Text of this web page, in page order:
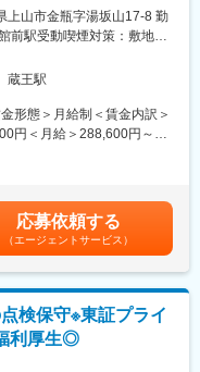
生する場合がありますが、
日を取得いただきます。
が、チームで調整し偏り
性がございます。（その
まり、製品ごとの知識研
メンテナンス業務をお任
事業所
などが過ぎた後に他のメ
薬です。効き目、品質、
で提供できます。今、日
上山市金瓶字湯坂山17-8 勤
前駅受動喫煙対策：敷地内
所
蔵王駅
形態＞月給制＜賃金内訳＞
円＜月給＞288,600円～
考を通じて上下する可能性
めた表記です。
応募依頼する
（エージェントサービス）
検保守※東証プライ
利厚生◎